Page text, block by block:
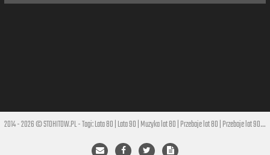
2014 - 2026 © STOHITOW.PL - Tagi:Lata 80|Lata 90|Muzyka lat 80|Przeboje lat 80|Przeboje lat 90|